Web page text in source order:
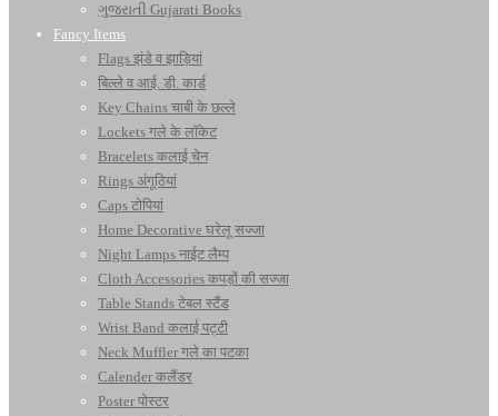
ગુજરાતી Gujarati Books
Fancy Items
Flags झंडे व झाड़ियां
बिल्ले व आई. डी. कार्ड
Key Chains चाबी के छल्ले
Lockets गले के लॉकेट
Bracelets कलाई चेन
Rings अंगूठियां
Caps टोपियां
Home Decorative घरेलू सज्जा
Night Lamps नाईट लैम्प
Cloth Accessories कपड़ों की सज्जा
Table Stands टेबल स्टैंड
Wrist Band कलाई पट्टी
Neck Muffler गले का पटका
Calender कलैंडर
Poster पोस्टर